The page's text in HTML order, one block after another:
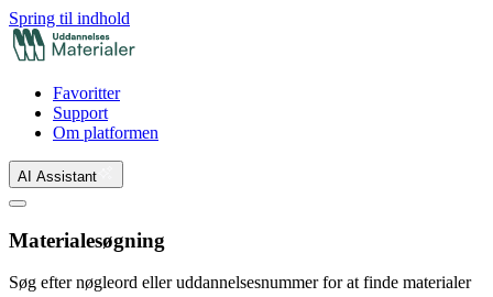
Spring til indhold
Favoritter
Support
Om platformen
AI Assistant
Materialesøgning
Søg efter nøgleord eller uddannelsesnummer for at finde materialer